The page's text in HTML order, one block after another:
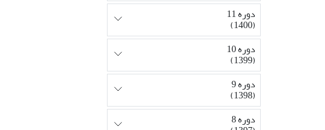
دوره 11
(1400)
دوره 10
(1399)
دوره 9
(1398)
دوره 8